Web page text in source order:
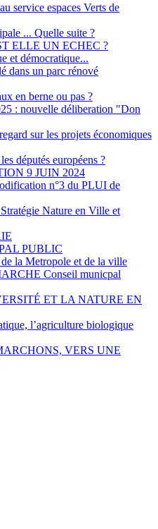
service espaces Verts de
... Quelle suite ?
ELLE UN ECHEC ?
et démocratique...
dans un parc rénové
en berne ou pas ?
: nouvelle déliberation "Don
sur les projets économiques
députés européens ?
9 JUIN 2024
n°3 du PLUI de
Nature en Ville et
PUBLIC
la Metropole et de la ville
Conseil municpal
ET LA NATURE EN
l’agriculture biologique
VERS UNE